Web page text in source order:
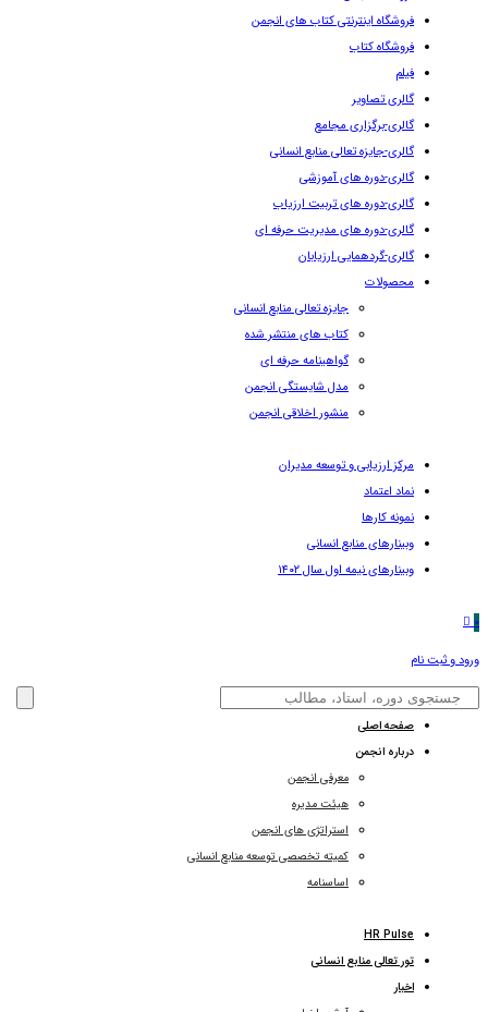
فروشگاه اینترنتی کتاب های انجمن
فروشگاه کتاب
فیلم
گالری تصاویر
گالری-برگزاری مجامع
گالری-جایزه تعالی منابع انسانی
گالری-دوره های آموزشی
گالری-دوره های تربیت ارزیاب
گالری-دوره های مدیریت حرفه ای
گالری-گردهمایی ارزیابان
محصولات
جایزه تعالی منابع انسانی
کتاب های منتشر شده
گواهینامه حرفه ای
مدل شایستگی انجمن
منشور اخلاقی انجمن
مرکز ارزیابی و توسعه مدیران
نماد اعتماد
نمونه کارها
وبینارهای منابع انسانی
وبینارهای نیمه اول سال ۱۴۰۲
0
ورود و ثبت نام
صفحه اصلی
درباره انجمن
معرفی انجمن
هیئت مدیره
استراتژی های انجمن
کمیته تخصصی توسعه منابع انسانی
اساسنامه
HR Pulse
تور تعالی منابع انسانی
اخبار